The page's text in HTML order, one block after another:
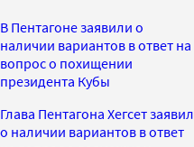
В Пентагоне заявили о
наличии вариантов в ответ на
вопрос о похищении
президента Кубы
Глава Пентагона Хегсет заявил
о наличии вариантов в ответ